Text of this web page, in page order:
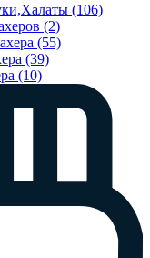
(106)
(2)
(55)
(39)
(10)